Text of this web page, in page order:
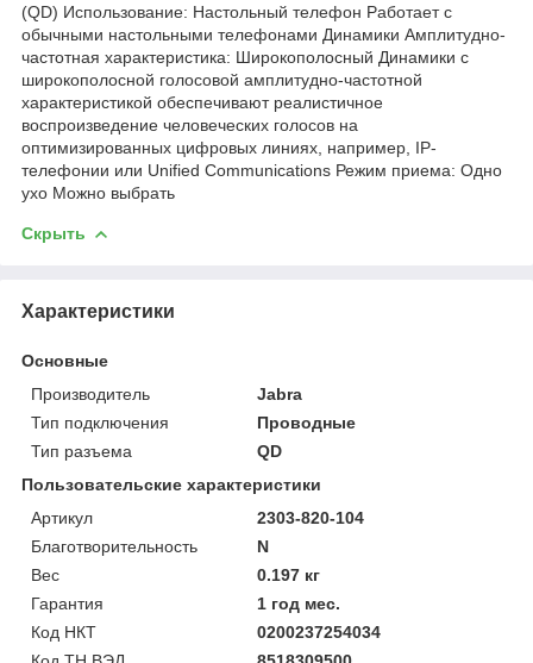
(QD) Использование: Настольный телефон Работает с
обычными настольными телефонами Динамики Амплитудно-
частотная характеристика: Широкополосный Динамики с
широкополосной голосовой амплитудно-частотной
характеристикой обеспечивают реалистичное
воспроизведение человеческих голосов на
оптимизированных цифровых линиях, например, IP-
телефонии или Unified Communications Режим приема: Одно
ухо Можно выбрать
Скрыть
Характеристики
Основные
Производитель
Jabra
Тип подключения
Проводные
Тип разъема
QD
Пользовательские характеристики
Артикул
2303-820-104
Благотворительность
N
Вес
0.197 кг
Гарантия
1 год мес.
Код НКТ
0200237254034